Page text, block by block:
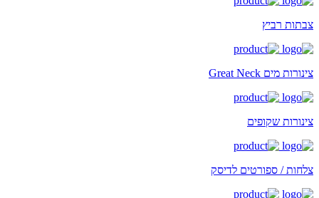
צבתות רביץ
צינורות מים Great Neck
צינורות שקופים
צלחות / ספורטים לדיסק